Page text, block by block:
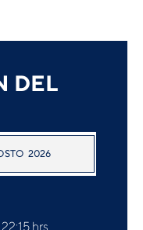
DEL
2026
hrs